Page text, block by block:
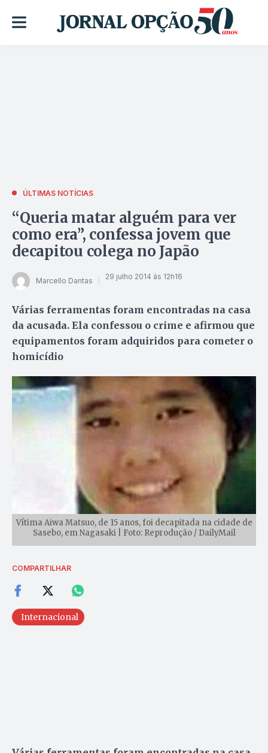
ÚLTIMAS NOTÍCIAS
“Queria matar alguém para ver
como era”, confessa jovem que
decapitou colega no Japão
Marcello Dantas 29 julho 2014 às 12h16
Várias ferramentas foram encontradas na casa
da acusada. Ela confessou o crime e afirmou que
equipamentos foram adquiridos para cometer o
homicídio
Vítima Aiwa Matsuo, de 15 anos, foi decapitada na cidade de
Sasebo, em Nagasaki | Foto: Reprodução / DailyMail
COMPARTILHAR
Internacional